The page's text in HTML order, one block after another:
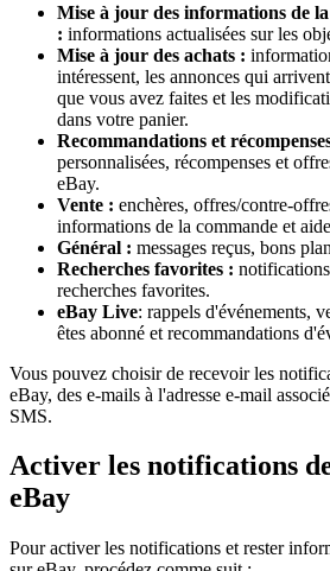
Mise à jour des informations de
: informations actualisées sur les
Mise à jour des achats :
intéressent, les annonces qui
que vous avez faites et les
dans votre panier.
Recommandations et
personnalisées, récompenses et
eBay.
Vente : enchères, offres/contre-
informations de la commande et
Général : messages reçus, bons
Recherches favorites :
recherches favorites.
eBay Live: rappels d'événements,
êtes abonné et recommandations
Vous pouvez choisir de recevoir les
eBay, des e-mails à l'adresse e-mail
SMS.
Activer les notifications
eBay
Pour activer les notifications et rester